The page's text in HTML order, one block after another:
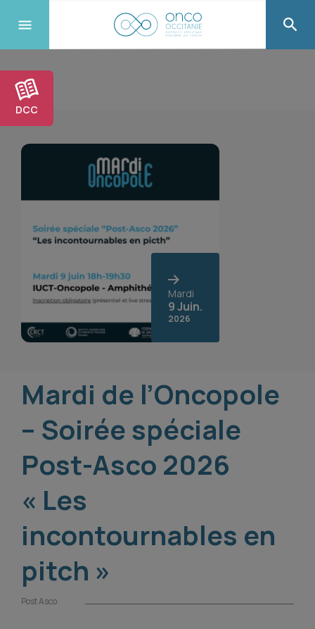
DCC
Mardi
9 Juin.
2026
Mardi de l’Oncopole
– Soirée spéciale
Post-Asco 2026
« Les
incontournables en
pitch »
Post Asco